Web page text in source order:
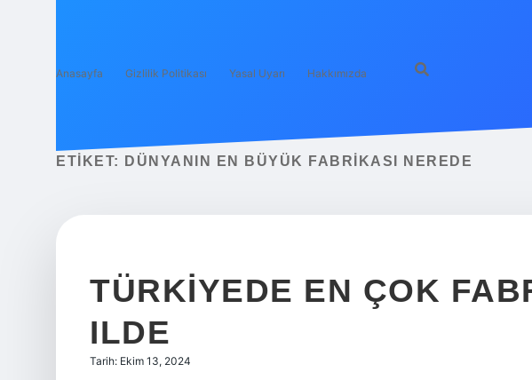
Anasayfa Gizlilik Politikası Yasal Uyarı Hakkımızda
ETIKET: DÜNYANIN EN BÜYÜK FABRIKASI NEREDE
TÜRKIYEDE EN ÇOK
ILDE
Tarih: Ekim 13, 2024